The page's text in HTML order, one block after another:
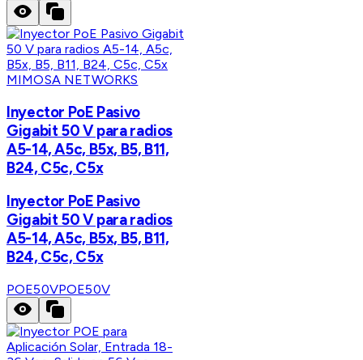
MIMOSA NETWORKS
Inyector PoE Pasivo
Gigabit 50 V para radios
A5-14, A5c, B5x, B5, B11,
B24, C5c, C5x
Inyector PoE Pasivo
Gigabit 50 V para radios
A5-14, A5c, B5x, B5, B11,
B24, C5c, C5x
POE50VPOE50V